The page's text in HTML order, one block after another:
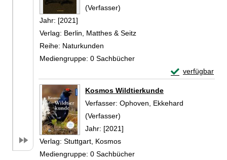
(Verfasser)
Jahr: [2021]
Verlag: Berlin, Matthes & Seitz
Reihe: Naturkunden
Mediengruppe: 0 Sachbücher
verfügbar
Exemplar-
Kosmos Wildtierkunde
Verfasser: Ophoven, Ekkehard
(Verfasser)
Jahr: [2021]
Verlag: Stuttgart, Kosmos
Mediengruppe: 0 Sachbücher